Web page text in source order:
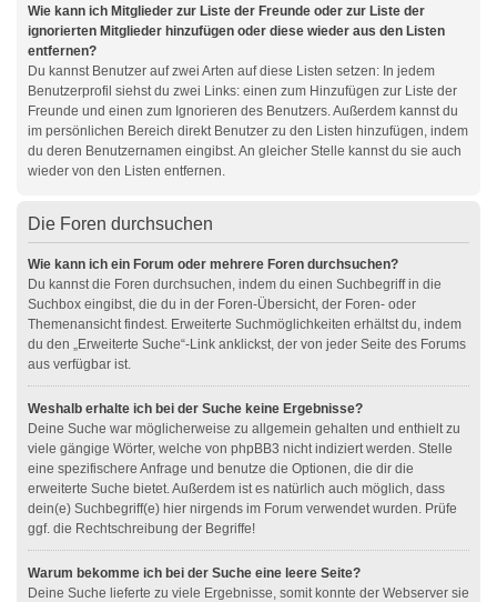
Wie kann ich Mitglieder zur Liste der Freunde oder zur Liste der
ignorierten Mitglieder hinzufügen oder diese wieder aus den Listen
entfernen?
Du kannst Benutzer auf zwei Arten auf diese Listen setzen: In jedem
Benutzerprofil siehst du zwei Links: einen zum Hinzufügen zur Liste der
Freunde und einen zum Ignorieren des Benutzers. Außerdem kannst du
im persönlichen Bereich direkt Benutzer zu den Listen hinzufügen, indem
du deren Benutzernamen eingibst. An gleicher Stelle kannst du sie auch
wieder von den Listen entfernen.
Die Foren durchsuchen
Wie kann ich ein Forum oder mehrere Foren durchsuchen?
Du kannst die Foren durchsuchen, indem du einen Suchbegriff in die
Suchbox eingibst, die du in der Foren-Übersicht, der Foren- oder
Themenansicht findest. Erweiterte Suchmöglichkeiten erhältst du, indem
du den „Erweiterte Suche“-Link anklickst, der von jeder Seite des Forums
aus verfügbar ist.
Weshalb erhalte ich bei der Suche keine Ergebnisse?
Deine Suche war möglicherweise zu allgemein gehalten und enthielt zu
viele gängige Wörter, welche von phpBB3 nicht indiziert werden. Stelle
eine spezifischere Anfrage und benutze die Optionen, die dir die
erweiterte Suche bietet. Außerdem ist es natürlich auch möglich, dass
dein(e) Suchbegriff(e) hier nirgends im Forum verwendet wurden. Prüfe
ggf. die Rechtschreibung der Begriffe!
Warum bekomme ich bei der Suche eine leere Seite?
Deine Suche lieferte zu viele Ergebnisse, somit konnte der Webserver sie